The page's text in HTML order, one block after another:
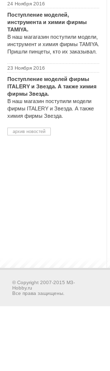
24 Ноября 2016
Поступление моделей,
инструмента и химии фирмы
TAMIYA.
В наш магагазин поступили модели,
инструмент и химия фирмы TAMIYA.
Пришли пинцеты, кто их заказывал.
23 Ноября 2016
Поступление моделей фирмы
ITALERY и Звезда. А также химия
фирмы Звезда.
В наш магазин поступили модели
фирмы ITALERY и Звезда. А также
химия фирмы Звезда.
архив новостей
© Copyright 2007-2015 M3-
Hobby.ru
Все права защищены.